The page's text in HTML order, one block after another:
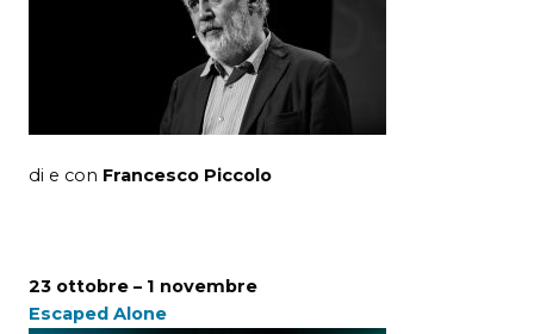
di e con Francesco Piccolo
23 ottobre – 1 novembre
Escaped Alone